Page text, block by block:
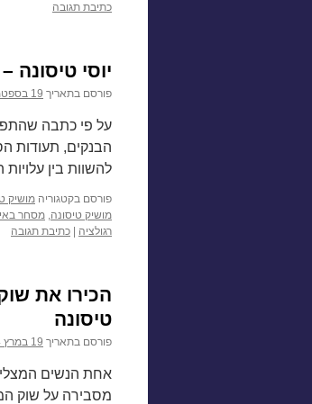
כתיבת תגובה
יוסי טיסונה
פורסם בתאריך 19 בספטמבר 2014
על פי כתבה
הבנקים, תעודות
להשוות בין
פורסם בקטגוריה מושיק
מושיק טיסונה, מסחר
רגולציה
כתיבת תגובה
הכירו את
טיסונה
פורסם בתאריך 19 במרץ 2014
אחת הנשים
מסבירה על שוק